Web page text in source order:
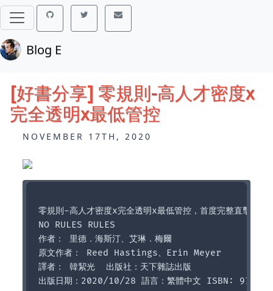
Blog E
[好書分享] 零規則-高人才密度x
完全透明x最低管控
NOVEMBER 17TH, 2020
零規則-高人才密度x完全透明x最低管控，首度完整直擊
NO RULES RULES
作者： 里德．海斯汀、艾琳．梅爾
原文作者： Reed Hastings、Erin Meyer
譯者： 韓絜光  出版社：天下雜誌出版